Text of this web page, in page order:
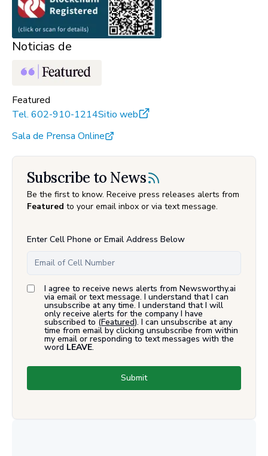
Noticias de
Featured
Tel. 602-910-1214Sitio web
Sala de Prensa Online
Subscribe to News
Be the first to know. Receive press releases alerts from
Featured to your email inbox or via text message.
Enter Cell Phone or Email Address Below
I agree to receive news alerts from Newsworthy.ai
via email or text message. I understand that I can
unsubscribe at any time. I understand that I will
only receive alerts for the company I have
subscribed to (Featured). I can unsubscribe at any
time from email by clicking unsubscribe from within
my email or responding to text messages with the
word LEAVE.
Submit